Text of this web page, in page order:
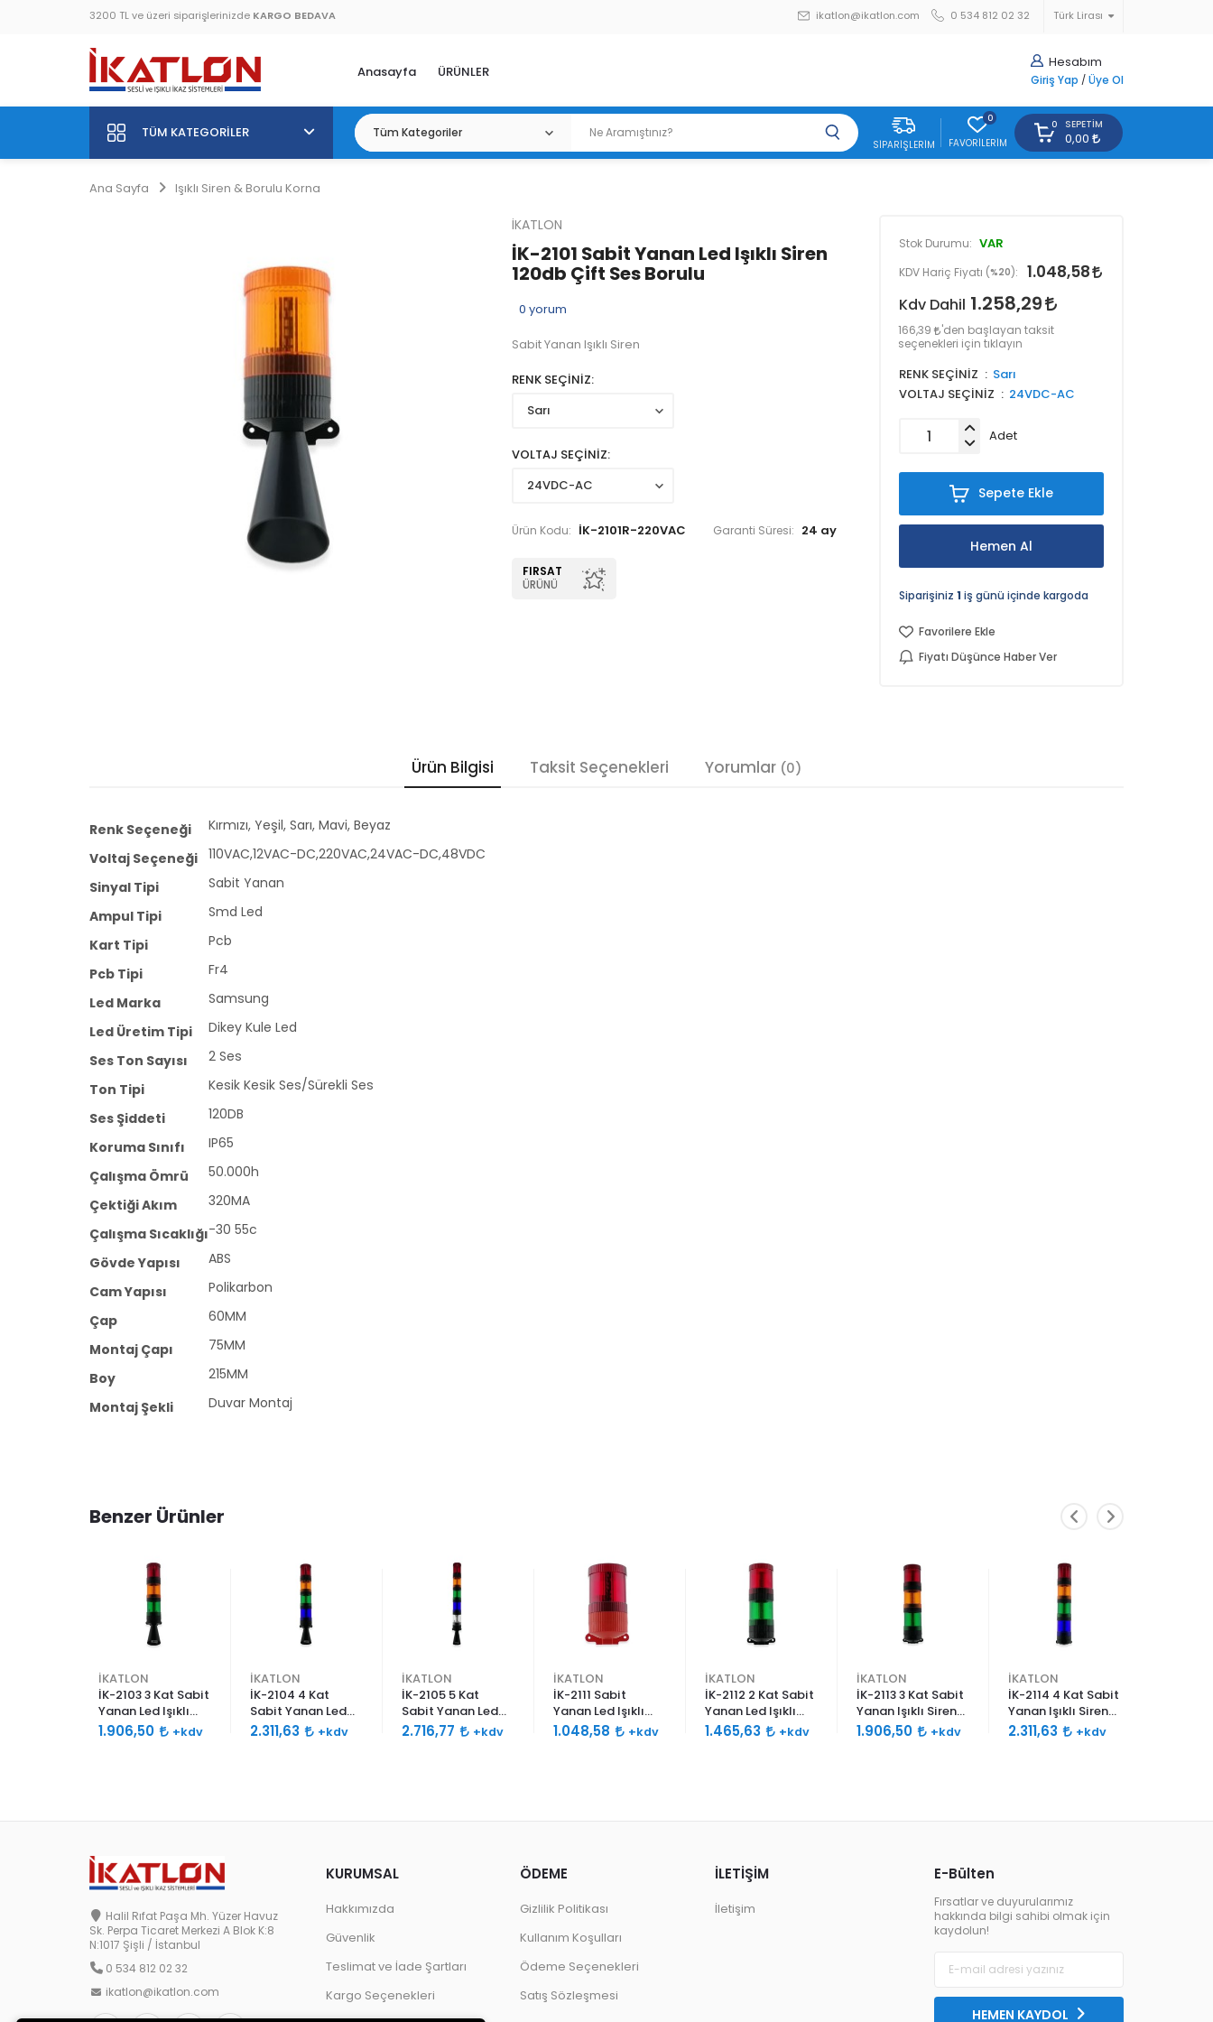
3200 TL ve üzeri siparişlerinizde KARGO BEDAVA Türk Lirası
ikatlon@ikatlon.com 0 534 812 02 32
Hesabım
Giriş Yap / Üye Ol
Anasayfa ÜRÜNLER
TÜM KATEGORILER
SIPARIŞLERIM
0
FAVORILERIM
0 SEPETIM
0,00
Ana Sayfa Işıklı Siren & Borulu Korna
İKATLON
İK-2101 Sabit Yanan Led Işıklı Siren
120db Çift Ses Borulu
0 yorum
Sabit Yanan Işıklı Siren
RENK SEÇİNİZ
VOLTAJ SEÇİNİZ
Ürün Kodu: İK-2101R-220VAC Garanti Süresi: 24 ay
FIRSAT
ÜRÜNÜ
Stok Durumu: VAR
KDV Hariç Fiyatı (%20 ): 1.048,58
Kdv Dahil 1.258,29
166,39
'den başlayan taksit
seçenekleri için tıklayın
RENK SEÇİNİZ
Sarı
VOLTAJ SEÇİNİZ
24VDC-AC
Adet
Sepete Ekle
Hemen Al
Siparişiniz1 iş günü içinde kargoda
Favorilere Ekle
Fiyatı Düşünce Haber Ver
Ürün Bilgisi Taksit Seçenekleri Yorumlar (0)
Renk Seçeneği Kırmızı, Yeşil, Sarı, Mavi, Beyaz
Voltaj Seçeneği 110VAC,12VAC-DC,220VAC,24VAC-DC,48VDC
Sinyal Tipi Sabit Yanan
Ampul Tipi Smd Led
Kart Tipi Pcb
Pcb Tipi Fr4
Led Marka Samsung
Led Üretim Tipi Dikey Kule Led
Ses Ton Sayısı 2 Ses
Ton Tipi Kesik Kesik Ses/Sürekli Ses
Ses Şiddeti 120DB
Koruma Sınıfı IP65
Çalışma Ömrü 50.000h
Çektiği Akım 320MA
Çalışma Sıcaklığı-30 55c
Gövde Yapısı ABS
Cam Yapısı Polikarbon
Çap 60MM
Montaj Çapı 75MM
Boy 215MM
Montaj Şekli Duvar Montaj
Benzer Ürünler
İKATLON
İK-2103 3 Kat Sabit
Yanan Led Işıklı
Siren 120db Çift
1.906,50 +kdv
İKATLON
İK-2104 4 Kat
Sabit Yanan Led
Işıklı Siren 120db
2.311,63 +kdv
İKATLON
İK-2105 5 Kat
Sabit Yanan Led
Işıklı Siren 120db
2.716,77 +kdv
İKATLON
İK-2111 Sabit
Yanan Led Işıklı
Siren 120db Çift
1.048,58 +kdv
İKATLON
İK-2112 2 Kat Sabit
Yanan Led Işıklı
Siren 120db Çift
1.465,63 +kdv
İKATLON
İK-2113 3 Kat Sabit
Yanan Işıklı Siren
120db Çift Sesli
1.906,50 +kdv
İKATLON
İK-2114 4 Kat Sabit
Yanan Işıklı Siren
120db Çift Sesli
2.311,63 +kdv
Halil Rıfat Paşa Mh. Yüzer Havuz
Sk. Perpa Ticaret Merkezi A Blok K:8
N:1017 Şişli / İstanbul
0 534 812 02 32
ikatlon@ikatlon.com
E-Bülten
Fırsatlar ve duyurularımız
hakkında bilgi sahibi olmak için
kaydolun!
HEMEN KAYDOL
KURUMSAL
Hakkımızda
Güvenlik
Teslimat ve İade Şartları
Kargo Seçenekleri
ÖDEME
Gizlilik Politikası
Kullanım Koşulları
Ödeme Seçenekleri
Satış Sözleşmesi
İLETİŞİM
İletişim